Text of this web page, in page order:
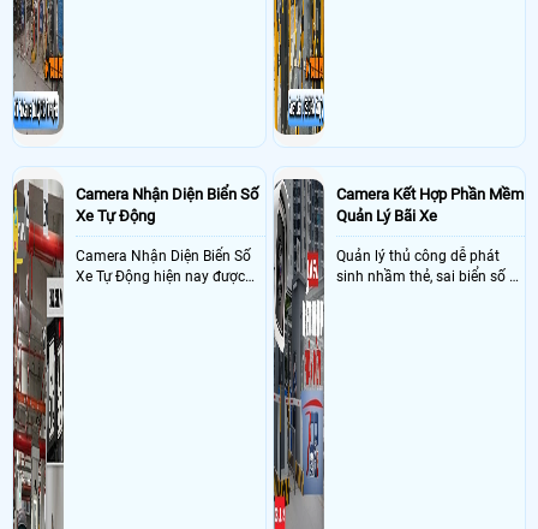
,2 thẻ 64gb dahua
Camera Nhận Diện Biển Số
Xe Tự Động
Camera Nhận Diện Biển Số
Xe Tự Động hiện nay được
Camera Kết Hợp Phần Mềm
Quản Lý Bãi Xe
Quản lý thủ công dễ phát
sinh nhầm thẻ, sai biển số và